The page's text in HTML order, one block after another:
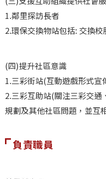
1.鄰里探訪長者
2.環保交換物站包括: 交換
(四)提升社區意識
1.三彩街站(互動遊戲形式
2.三彩互助站(關注三彩交通
規劃及其他社區問題，並互
負責職員